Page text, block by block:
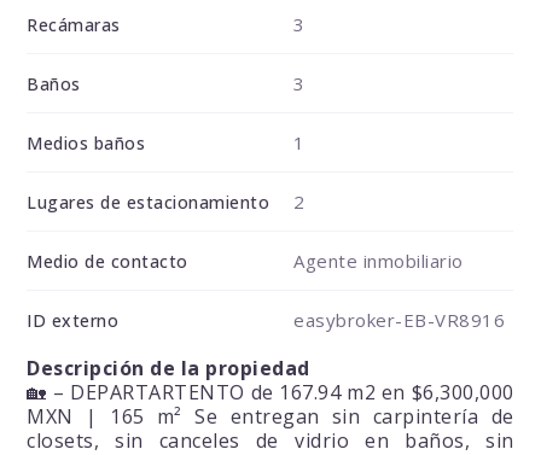
Recámaras 3
Baños 3
Medios baños 1
Lugares de estacionamiento 2
Medio de contacto Agente inmobiliario
ID externo easybroker-EB-VR8916
Descripción de la propiedad
🏡 – DEPARTARTENTO de 167.94 m2 en $6,300,000
MXN | 165 m² Se entregan sin carpintería de
closets, sin canceles de vidrio en baños, sin